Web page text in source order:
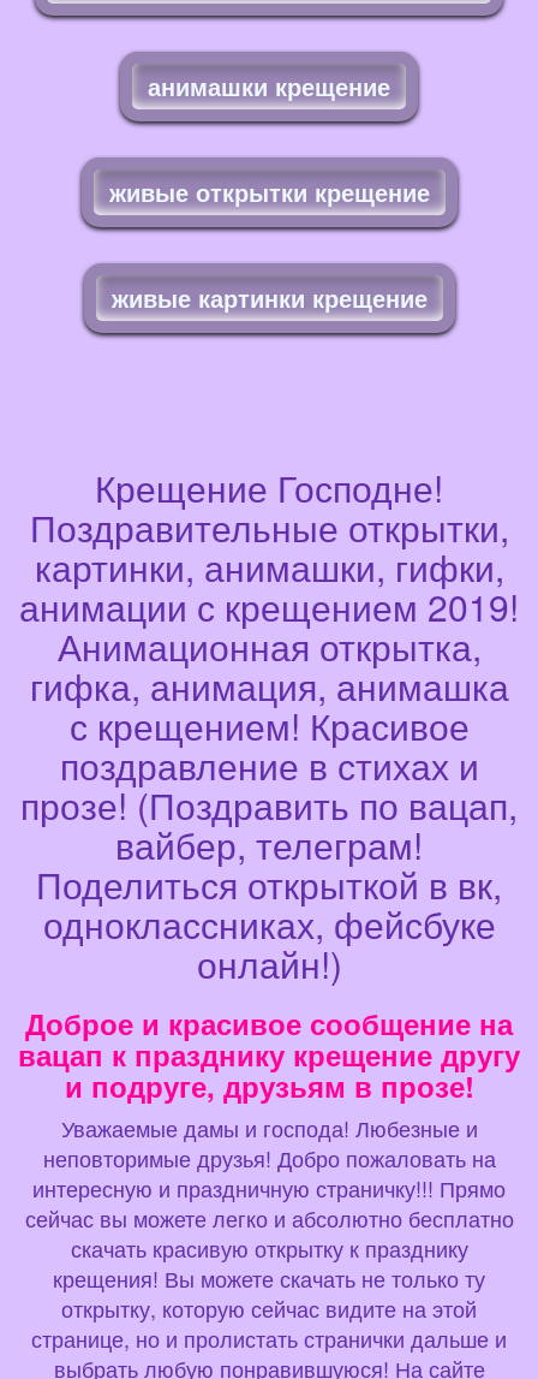
анимашки крещение
живые открытки крещение
живые картинки крещение
Крещение Господне!
Поздравительные открытки,
картинки, анимашки, гифки,
анимации с крещением 2019!
Анимационная открытка,
гифка, анимация, анимашка
с крещением! Красивое
поздравление в стихах и
прозе! (Поздравить по вацап,
вайбер, телеграм!
Поделиться открыткой в вк,
одноклассниках, фейсбуке
онлайн!)
Доброе и красивое сообщение на
вацап к празднику крещение другу
и подруге, друзьям в прозе!
Уважаемые дамы и господа! Любезные и
неповторимые друзья! Добро пожаловать на
интересную и праздничную страничку!!! Прямо
сейчас вы можете легко и абсолютно бесплатно
скачать красивую открытку к празднику
крещения! Вы можете скачать не только ту
открытку, которую сейчас видите на этой
странице, но и пролистать странички дальше и
выбрать любую понравившуюся! На сайте